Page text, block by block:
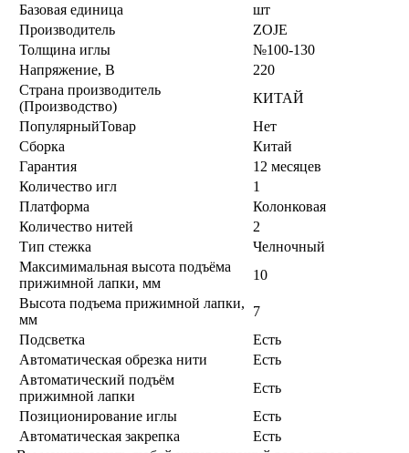
Базовая единица
шт
Производитель
ZOJE
Толщина иглы
№100-130
Напряжение, В
220
Страна производитель
(Производство)
КИТАЙ
ПопулярныйТовар
Нет
Сборка
Китай
Гарантия
12 месяцев
Количество игл
1
Платформа
Колонковая
Количество нитей
2
Тип стежка
Челночный
Максимимальная высота подъёма
прижимной лапки, мм
10
Высота подъема прижимной лапки,
мм
7
Подсветка
Есть
Автоматическая обрезка нити
Есть
Автоматический подъём
прижимной лапки
Есть
Позиционирование иглы
Есть
Автоматическая закрепка
Есть